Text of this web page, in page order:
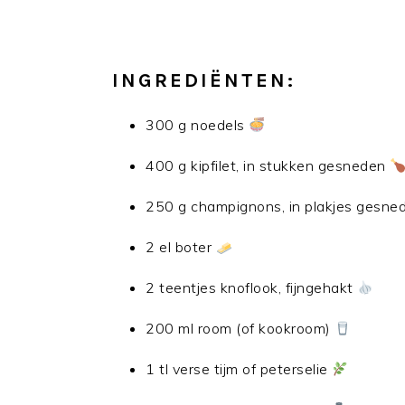
INGREDIËNTEN:
300 g noedels
400 g kipfilet, in stukken gesneden
250 g champignons, in plakjes
2 el boter
2 teentjes knoflook, fijngehakt
200 ml room (of kookroom)
1 tl verse tijm of peterselie